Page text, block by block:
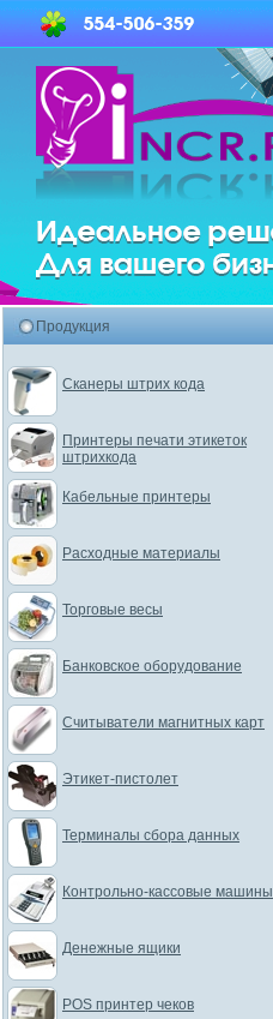
Продукция
Сканеры штрих кода
Принтеры печати этикеток
штрихкода
Кабельные принтеры
Расходные материалы
Торговые весы
Банковское оборудование
Считыватели магнитных карт
Этикет-пистолет
Терминалы сбора данных
Контрольно-кассовые машины
Денежные ящики
POS принтер чеков